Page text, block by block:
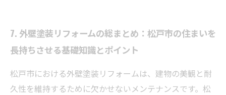
7. 外壁塗装リフォームの総まとめ：松戸市の住まいを
長持ちさせる基礎知識とポイント
松戸市における外壁塗装リフォームは、建物の美観と耐
久性を維持するために欠かせないメンテナンスです。松